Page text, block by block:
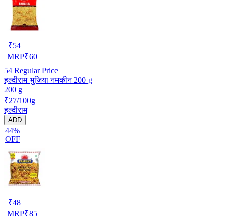
₹54
MRP₹60
54 Regular Price
हल्दीराम भुजिया नमकीन 200 g
200 g
₹27/100g
हल्दीराम
ADD
44%
OFF
₹48
MRP₹85